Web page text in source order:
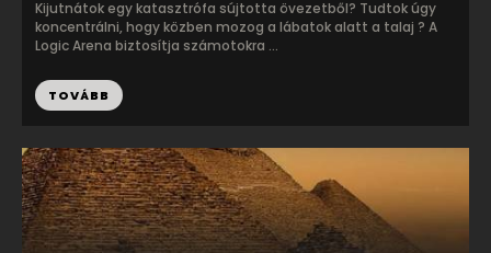
Kijutnátok egy katasztrófa sújtotta övezetből? Tudtok úgy
koncentrálni, hogy közben mozog a lábatok alatt a talaj ? A
Logic Arena biztosítja számotokra ...
TOVÁBB